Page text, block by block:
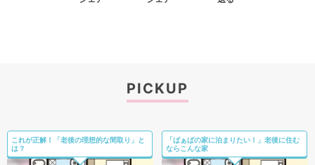
PICKUP
これが正解！「老後の理想的な間取り」と
は？
「ばぁばの家に泊まりたい！」老後に住む
ならこんな家